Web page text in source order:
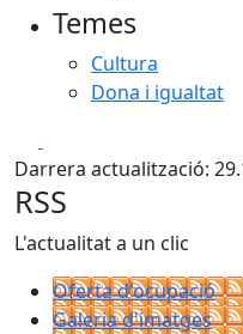
Temes
Cultura
Dona i igualtat
Darrera actualització:
RSS
L'actualitat a un clic
Oferta d'ocupació
Galeria d'imatges